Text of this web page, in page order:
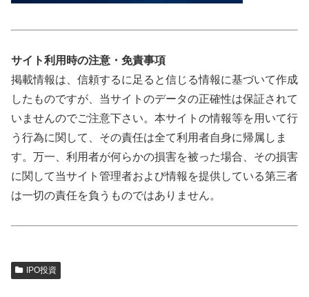
サイト利用時の注意・免責事項
掲載情報は、信頼するに足ると信じる情報に基づいて作成
したものですが、当サイトのデータの正確性は保証されて
いませんのでご注意下さい。本サイトの情報等を用いて行
う行為に関して、その責任は全て利用者自身に帰属しま
す。万一、利用者が何らかの損害を被った場合、その損害
に関して当サイト管理者および情報を提供している第三者
は一切の責任を負うものではありません。
IPO投資